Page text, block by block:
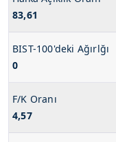
83,61
BIST-100'deki Ağırlğı
0
F/K Oranı
4,57